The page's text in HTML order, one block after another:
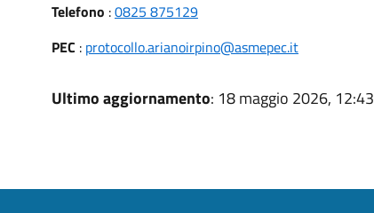
Telefono :0825 875129
PEC : protocollo.arianoirpino@asmepec.it
Ultimo aggiornamento: 18 maggio 2026, 12:43